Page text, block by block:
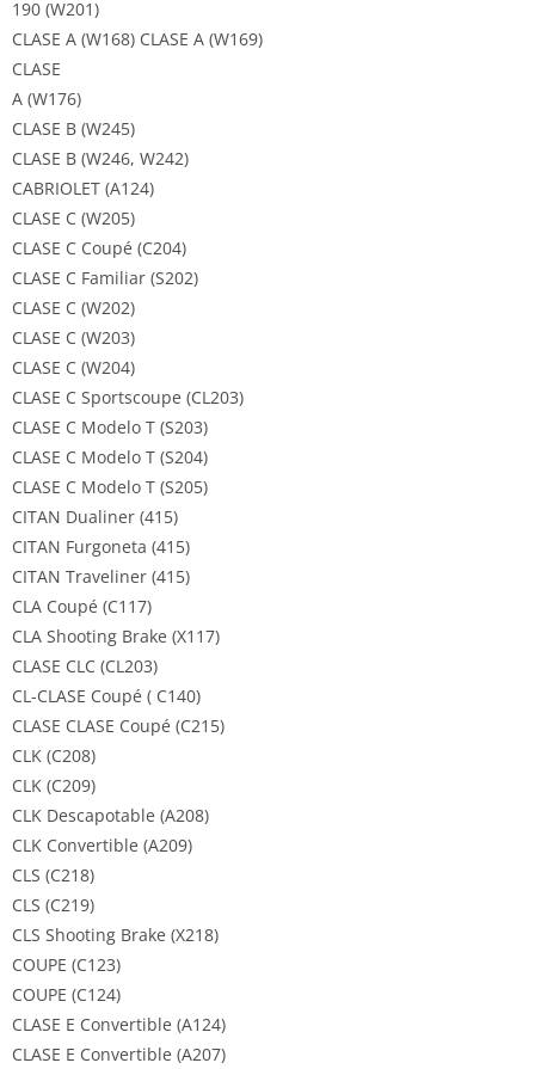
190 (W201)
CLASE A (W168) CLASE A (W169)
CLASE
A (W176)
CLASE B (W245)
CLASE B (W246, W242)
CABRIOLET (A124)
CLASE C (W205)
CLASE C Coupé (C204)
CLASE C Familiar (S202)
CLASE C (W202)
CLASE C (W203)
CLASE C (W204)
CLASE C Sportscoupe (CL203)
CLASE C Modelo T (S203)
CLASE C Modelo T (S204)
CLASE C Modelo T (S205)
CITAN Dualiner (415)
CITAN Furgoneta (415)
CITAN Traveliner (415)
CLA Coupé (C117)
CLA Shooting Brake (X117)
CLASE CLC (CL203)
CL-CLASE Coupé ( C140)
CLASE CLASE Coupé (C215)
CLK (C208)
CLK (C209)
CLK Descapotable (A208)
CLK Convertible (A209)
CLS (C218)
CLS (C219)
CLS Shooting Brake (X218)
COUPE (C123)
COUPE (C124)
CLASE E Convertible (A124)
CLASE E Convertible (A207)